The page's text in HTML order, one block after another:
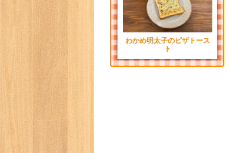
わかめ明太子のピザトース
ト